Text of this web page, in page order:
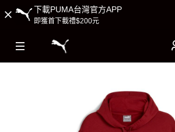
下載PUMA台灣官方APP
即獲首下載禮$200元